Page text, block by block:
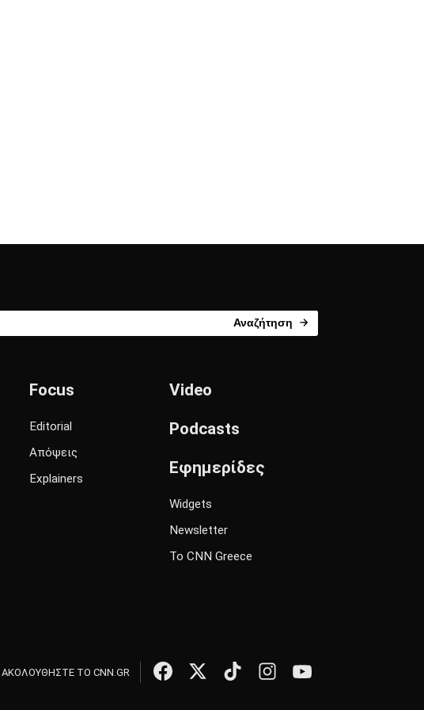
Αναζήτηση
Focus
Editorial
Απόψεις
Explainers
Video
Podcasts
Εφημερίδες
Widgets
Newsletter
Το CNN Greece
ΑΚΟΛΟΥΘΗΣΤΕ ΤΟ CNN.GR